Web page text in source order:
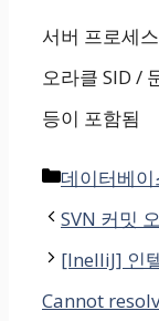
서버 프로세
오라클 SID /
등이 포함됨
Categories
데이터베이
SVN 커밋
[InelliJ] 인
Cannot